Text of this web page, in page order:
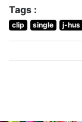
Tags :
clip single j-hus